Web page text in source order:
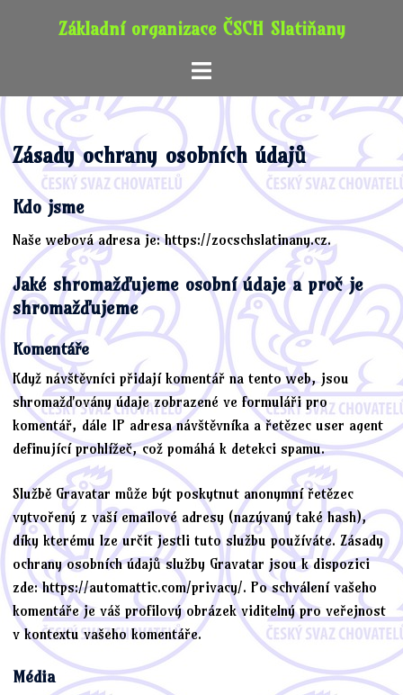
Základní organizace ČSCH Slatiňany
Toggle
Zásady ochrany osobních údajů
Kdo jsme
Naše webová adresa je: https://zocschslatinany.cz.
Jaké shromažďujeme osobní údaje a proč je
shromažďujeme
Komentáře
Když návštěvníci přidají komentář na tento web, jsou
shromažďovány údaje zobrazené ve formuláři pro
komentář, dále IP adresa návštěvníka a řetězec user agent
definující prohlížeč, což pomáhá k detekci spamu.
Službě Gravatar může být poskytnut anonymní řetězec
vytvořený z vaší emailové adresy (nazývaný také hash),
díky kterému lze určit jestli tuto službu používáte. Zásady
ochrany osobních údajů služby Gravatar jsou k dispozici
zde: https://automattic.com/privacy/. Po schválení vašeho
komentáře je váš profilový obrázek viditelný pro veřejnost
v kontextu vašeho komentáře.
Média